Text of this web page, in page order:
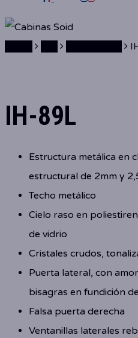
IH-89L
Estructura metálica en
estructural de 2mm y
Techo metálico
Cielo raso en
de vidrio
Cristales crudos,
Puerta lateral, con
bisagras en fundición
Falsa puerta derecha
Ventanillas laterales